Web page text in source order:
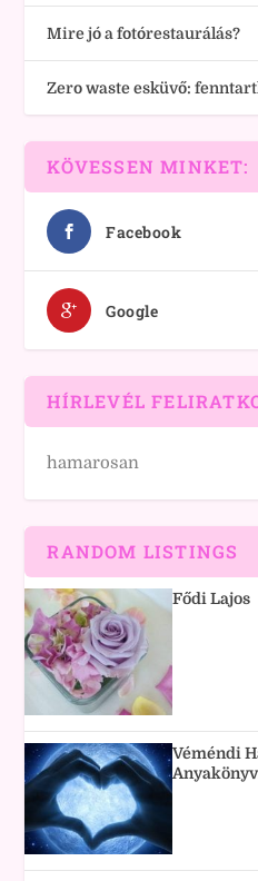
Mire jó a fotórestaurálás?
Zero waste esküvő:
KÖVESSEN MINKET:
Facebook
Google
HÍRLEVÉL
hamarosan
RANDOM LISTINGS
Fődi Lajos
Véméndi